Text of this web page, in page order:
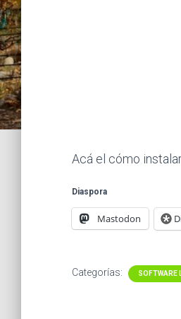
Acá el cómo
Diaspora
Mastodon
Categorías: SOFTWARE